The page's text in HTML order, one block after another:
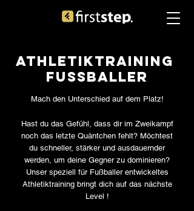
athletiktraining
FuSSballer
Mach den Unterschied auf dem Platz!
Hast du das Gefühl, dass dir im Zweikampf
noch das letzte Quäntchen fehlt? Möchtest
du schneller, stärker und ausdauernder
werden, um deine Gegner zu dominieren?
Unser speziell für Fußballer entwickeltes
Athletiktraining bringt dich auf das nächste
Level !